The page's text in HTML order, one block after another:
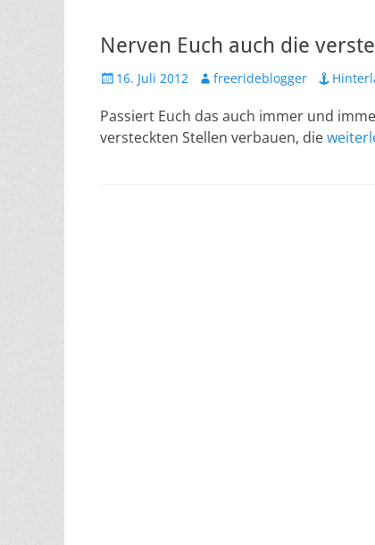
Nerven Euch auch die
Veröffentlicht
16. Juli 2012 Autorfreerideblogger
Passiert Euch das auch immer und
versteckten Stellen verbauen, die